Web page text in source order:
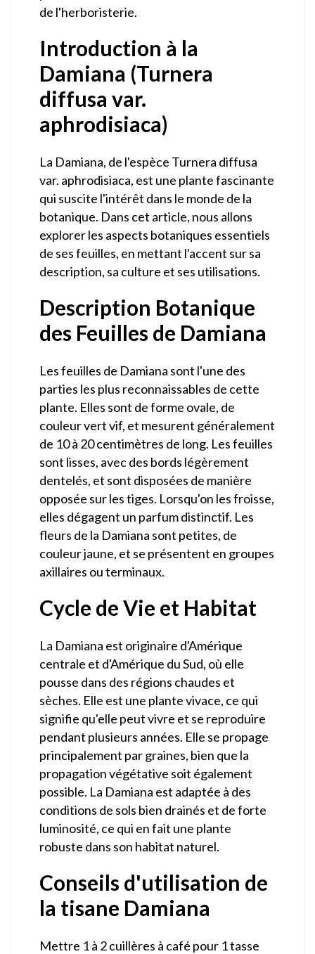
de l'herboristerie.
Introduction à la
Damiana (Turnera
diffusa var.
aphrodisiaca)
La Damiana, de l'espèce Turnera diffusa
var. aphrodisiaca, est une plante fascinante
qui suscite l'intérêt dans le monde de la
botanique. Dans cet article, nous allons
explorer les aspects botaniques essentiels
de ses feuilles, en mettant l'accent sur sa
description, sa culture et ses utilisations.
Description Botanique
des Feuilles de Damiana
Les feuilles de Damiana sont l'une des
parties les plus reconnaissables de cette
plante. Elles sont de forme ovale, de
couleur vert vif, et mesurent généralement
de 10 à 20 centimètres de long. Les feuilles
sont lisses, avec des bords légèrement
dentelés, et sont disposées de manière
opposée sur les tiges. Lorsqu'on les froisse,
elles dégagent un parfum distinctif. Les
fleurs de la Damiana sont petites, de
couleur jaune, et se présentent en groupes
axillaires ou terminaux.
Cycle de Vie et Habitat
La Damiana est originaire d'Amérique
centrale et d'Amérique du Sud, où elle
pousse dans des régions chaudes et
sèches. Elle est une plante vivace, ce qui
signifie qu'elle peut vivre et se reproduire
pendant plusieurs années. Elle se propage
principalement par graines, bien que la
propagation végétative soit également
possible. La Damiana est adaptée à des
conditions de sols bien drainés et de forte
luminosité, ce qui en fait une plante
robuste dans son habitat naturel.
Conseils d'utilisation de
la tisane Damiana
Mettre 1 à 2 cuillères à café pour 1 tasse